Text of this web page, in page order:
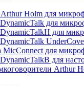
Holm для
для
для
MicConnect для
для
Arthur